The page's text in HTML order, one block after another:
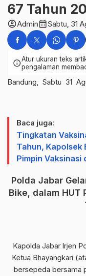
67 Tahun
account_circleAdmincalendar_monthSabtu, 31
infoAtur ukuran teks
pengalaman
Bandung, Sabtu 31
Baca juga:
Tingkatan
Tahun, Kapolsek
Pimpin Vaksinasi
Polda Jabar
Bike, dalam HUT
Kapolda Jabar lrjen
Ketua Bhayangkari
bersepeda bersama